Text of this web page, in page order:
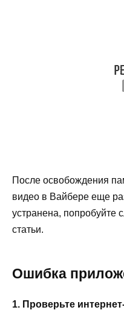
После освобождения
видео в Вайбере еще
устранена, попробуйте
статьи.
Ошибка
1. Проверьте